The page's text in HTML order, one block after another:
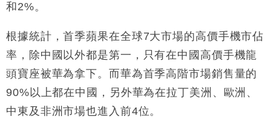
和2%。
根據統計，首季蘋果在全球7大市場的高價手機市佔
率，除中國以外都是第一，只有在中國高價手機龍
頭寶座被華為拿下。而華為首季高階市場銷售量的
90%以上都在中國，另外華為在拉丁美洲、歐洲、
中東及非洲市場也進入前4位。